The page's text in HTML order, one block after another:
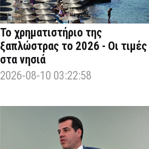
Το χρηματιστήριο της
ξαπλώστρας το 2026 - Οι τιμές
στα νησιά
2026-08-10 03:22:58